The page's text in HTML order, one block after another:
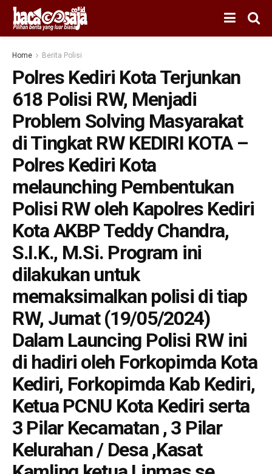
Home Berita Polisi
Polres Kediri Kota Terjunkan
618 Polisi RW, Menjadi
Problem Solving Masyarakat
di Tingkat RW KEDIRI KOTA –
Polres Kediri Kota
melaunching Pembentukan
Polisi RW oleh Kapolres Kediri
Kota AKBP Teddy Chandra,
S.I.K., M.Si. Program ini
dilakukan untuk
memaksimalkan polisi di tiap
RW, Jumat (19/05/2024)
Dalam Launcing Polisi RW ini
di hadiri oleh Forkopimda Kota
Kediri, Forkopimda Kab Kediri,
Ketua PCNU Kota Kediri serta
3 Pilar Kecamatan , 3 Pilar
Kelurahan / Desa ,Kasat